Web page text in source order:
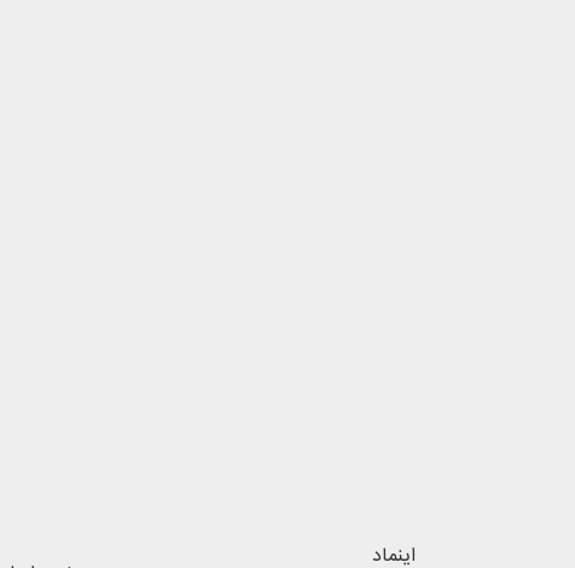
اینماد